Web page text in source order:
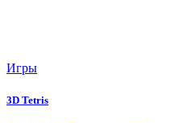
Игры
3D Tetris